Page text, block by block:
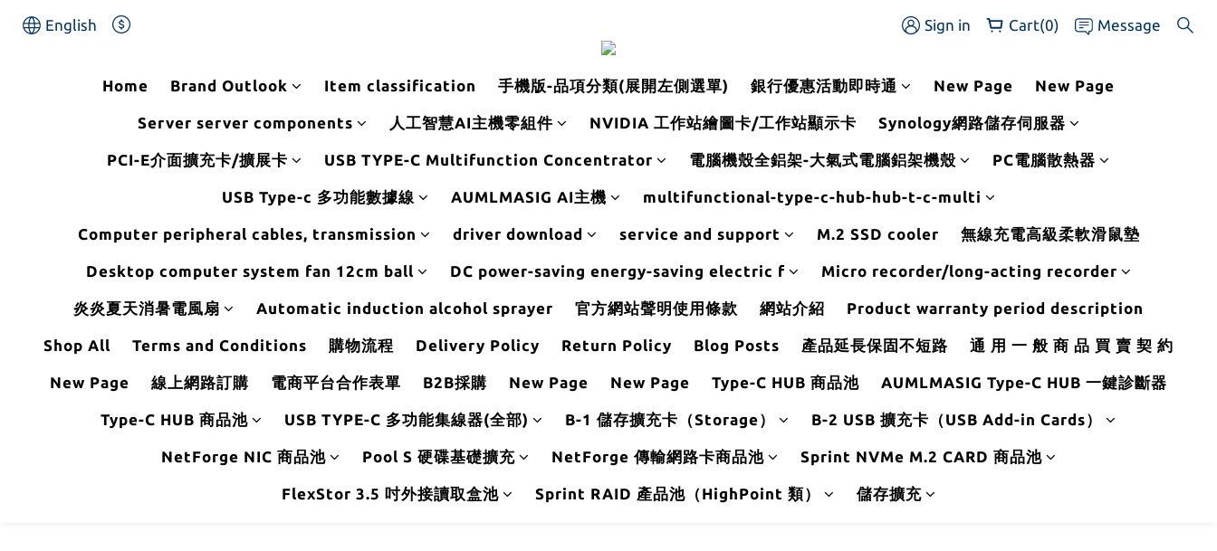
English Sign in Cart(0) Message
Home Brand Outlook Item classification 手機版-品項分類(展開左側選單) 銀行優惠活動即時通 New Page New Page
Server server components 人工智慧AI主機零組件 NVIDIA 工作站繪圖卡/工作站顯示卡 Synology網路儲存伺服器
PCI-E介面擴充卡/擴展卡 USB TYPE-C Multifunction Concentrator 電腦機殼全鋁架-大氣式電腦鋁架機殼 PC電腦散熱器
USB Type-c 多功能數據線 AUMLMASIG AI主機 multifunctional-type-c-hub-hub-t-c-multi
Computer peripheral cables, transmission driver download service and support M.2 SSD cooler 無線充電高級柔軟滑鼠墊
Desktop computer system fan 12cm ball DC power-saving energy-saving electric f Micro recorder/long-acting recorder
炎炎夏天消暑電風扇 Automatic induction alcohol sprayer 官方網站聲明使用條款 網站介紹 Product warranty period description
Shop All Terms and Conditions 購物流程 Delivery Policy Return Policy Blog Posts 產品延長保固不短路 通 用 一 般 商 品 買 賣 契 約
New Page 線上網路訂購 電商平台合作表單 B2B採購 New Page New Page Type-C HUB 商品池 AUMLMASIG Type-C HUB 一鍵診斷器
Type-C HUB 商品池 USB TYPE-C 多功能集線器(全部) B-1 儲存擴充卡（Storage） B-2 USB 擴充卡（USB Add-in Cards）
NetForge NIC 商品池 Pool S 硬碟基礎擴充 NetForge 傳輸網路卡商品池 Sprint NVMe M.2 CARD 商品池
FlexStor 3.5 吋外接讀取盒池 Sprint RAID 產品池（HighPoint 類） 儲存擴充